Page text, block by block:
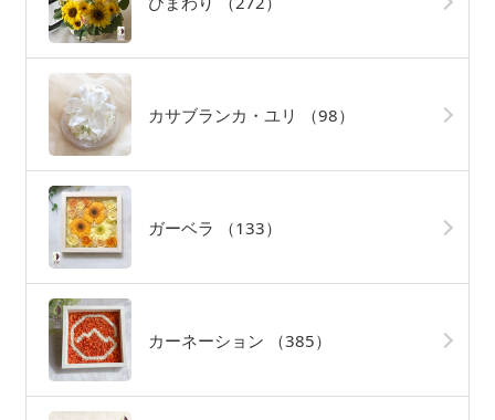
カサブランカ・ユリ （98）
ガーベラ （133）
カーネーション （385）